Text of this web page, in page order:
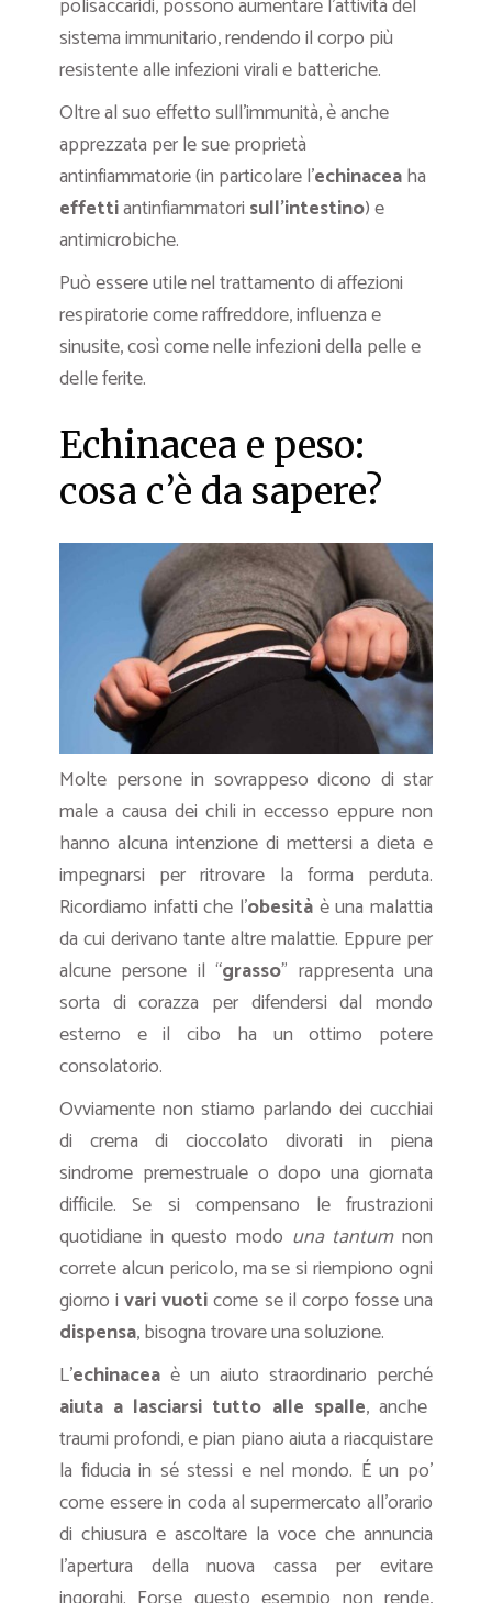
polisaccaridi, possono aumentare l’attività del
sistema immunitario, rendendo il corpo più
resistente alle infezioni virali e batteriche.
Oltre al suo effetto sull’immunità, è anche
apprezzata per le sue proprietà
antinfiammatorie (in particolare l’echinaceaha
effettiantinfiammatori sull’intestino) e
antimicrobiche.
Può essere utile nel trattamento di affezioni
respiratorie come raffreddore, influenza e
sinusite, così come nelle infezioni della pelle e
delle ferite.
Echinacea e peso:
cosa c’è da sapere?
Molte persone in sovrappeso dicono di star
male a causa dei chili in eccesso eppure non
hanno alcuna intenzione di mettersi a dieta e
impegnarsi per ritrovare la forma perduta.
Ricordiamo infatti che l’obesità è una malattia
da cui derivano tante altre malattie. Eppure per
alcune persone il “grasso” rappresenta una
sorta di corazza per difendersi dal mondo
esterno e il cibo ha un ottimo potere
consolatorio.
Ovviamente non stiamo parlando dei cucchiai
di crema di cioccolato divorati in piena
sindrome premestruale o dopo una giornata
difficile. Se si compensano le frustrazioni
quotidiane in questo modo una tantumnon
correte alcun pericolo, ma se si riempiono ogni
giorno ivari vuoticome se il corpo fosse una
dispensa, bisogna trovare una soluzione.
L’echinacea è un aiuto straordinario perché
aiuta a lasciarsi tutto alle spalle, anche
traumi profondi, e pian piano aiuta a riacquistare
la fiducia in sé stessi e nel mondo. É un po’
come essere in coda al supermercato all’orario
di chiusura e ascoltare la voce che annuncia
l’apertura della nuova cassa per evitare